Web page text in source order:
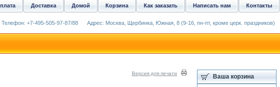
Версия для печати Ваша корзина
Контакты
Написать нам
Как заказать
Корзина
Домой
Доставка
Телефон: +7-495-505-97-87/88 Адрес: Москва, Щербинка, Южная, 8 (9-16, пн-пт, кроме церк. праздников)